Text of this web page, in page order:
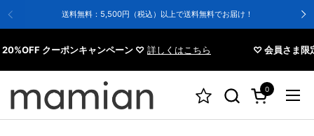
送料無料：5,500円（税込）以上で送料無料でお届け！
クーポンキャンペーン ♡ 詳しくはこちら ♡ 会員さま限定
カートを開く
0
メニ